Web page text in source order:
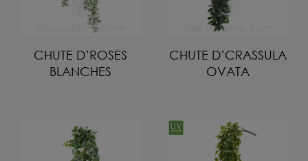
CHUTE D’ROSES
BLANCHES
CHUTE D’CRASSULA
OVATA